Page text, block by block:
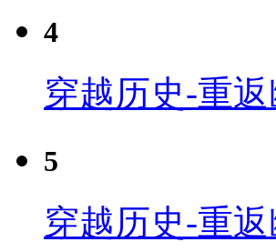
4
穿越历史-重
5
穿越历史-重